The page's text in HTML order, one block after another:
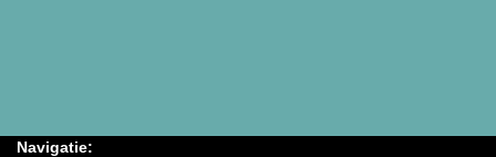
Navigatie: